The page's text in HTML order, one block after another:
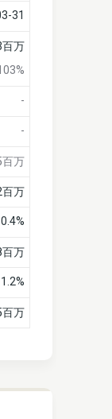
31
百万
-
-
万
百万
百万
百万